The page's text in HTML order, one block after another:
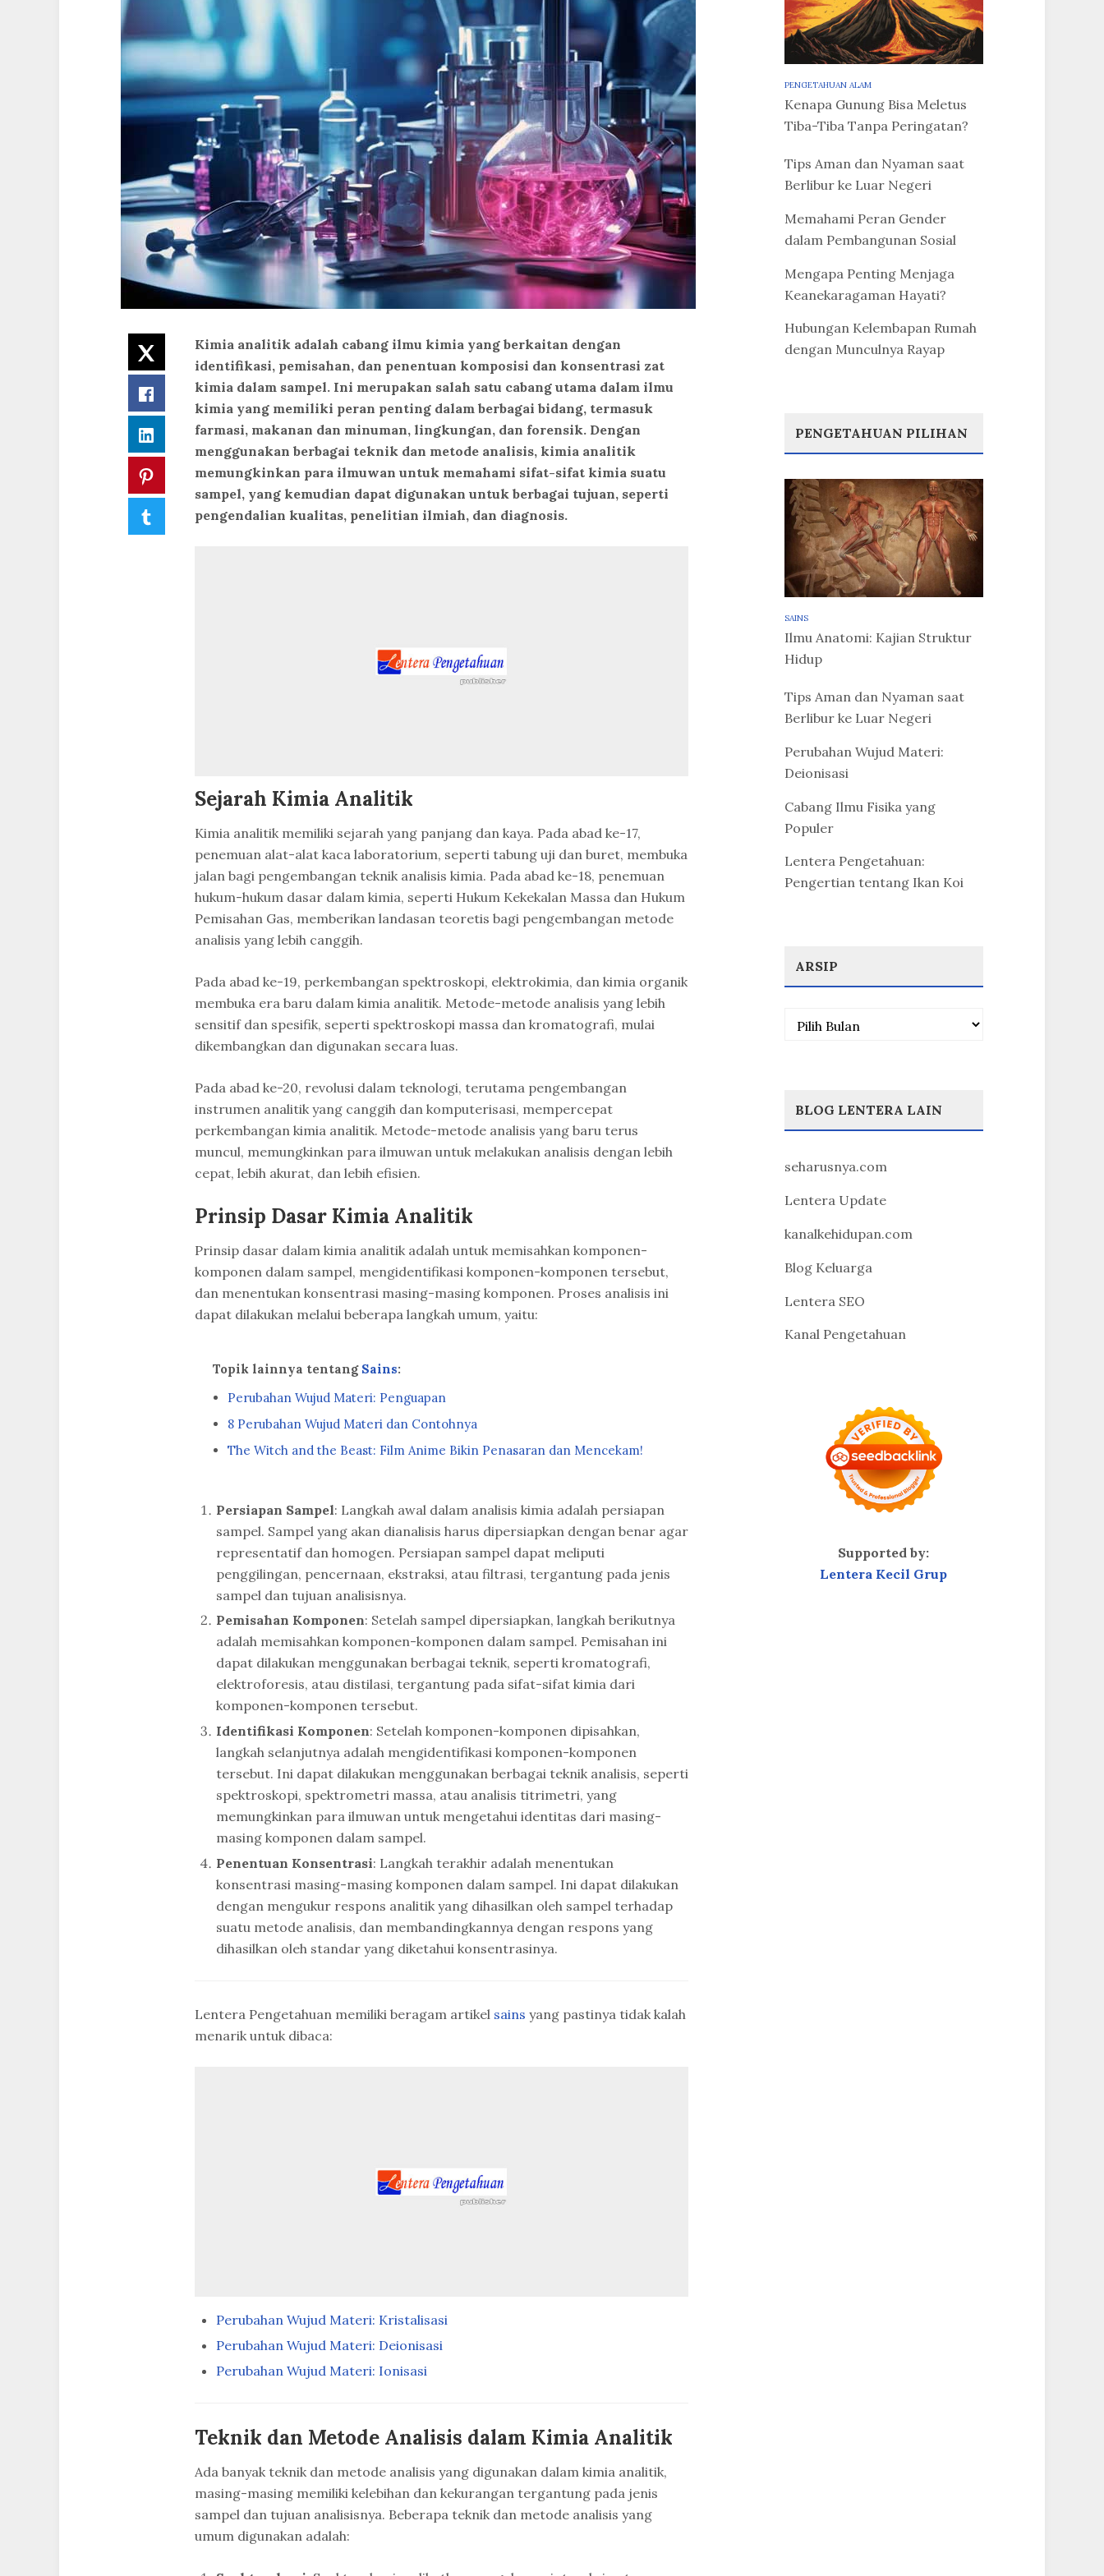
Twitter
Facebook
LinkedIn
Pinterest
Tumblr
Kimia analitik adalah cabang ilmu kimia yang berkaitan dengan
identifikasi, pemisahan, dan penentuan komposisi dan konsentrasi zat
kimia dalam sampel. Ini merupakan salah satu cabang utama dalam ilmu
kimia yang memiliki peran penting dalam berbagai bidang, termasuk
farmasi, makanan dan minuman, lingkungan, dan forensik. Dengan
menggunakan berbagai teknik dan metode analisis, kimia analitik
memungkinkan para ilmuwan untuk memahami sifat-sifat kimia suatu
sampel, yang kemudian dapat digunakan untuk berbagai tujuan, seperti
pengendalian kualitas, penelitian ilmiah, dan diagnosis.
Sejarah Kimia Analitik
Kimia analitik memiliki sejarah yang panjang dan kaya. Pada abad ke-17,
penemuan alat-alat kaca laboratorium, seperti tabung uji dan buret, membuka
jalan bagi pengembangan teknik analisis kimia. Pada abad ke-18, penemuan
hukum-hukum dasar dalam kimia, seperti Hukum Kekekalan Massa dan Hukum
Pemisahan Gas, memberikan landasan teoretis bagi pengembangan metode
analisis yang lebih canggih.
Pada abad ke-19, perkembangan spektroskopi, elektrokimia, dan kimia organik
membuka era baru dalam kimia analitik. Metode-metode analisis yang lebih
sensitif dan spesifik, seperti spektroskopi massa dan kromatografi, mulai
dikembangkan dan digunakan secara luas.
Pada abad ke-20, revolusi dalam teknologi, terutama pengembangan
instrumen analitik yang canggih dan komputerisasi, mempercepat
perkembangan kimia analitik. Metode-metode analisis yang baru terus
muncul, memungkinkan para ilmuwan untuk melakukan analisis dengan lebih
cepat, lebih akurat, dan lebih efisien.
Prinsip Dasar Kimia Analitik
Prinsip dasar dalam kimia analitik adalah untuk memisahkan komponen-
komponen dalam sampel, mengidentifikasi komponen-komponen tersebut,
dan menentukan konsentrasi masing-masing komponen. Proses analisis ini
dapat dilakukan melalui beberapa langkah umum, yaitu:
Topik lainnya tentang Sains:
Perubahan Wujud Materi: Penguapan
8 Perubahan Wujud Materi dan Contohnya
The Witch and the Beast: Film Anime Bikin Penasaran dan Mencekam!
Persiapan Sampel: Langkah awal dalam analisis kimia adalah persiapan
sampel. Sampel yang akan dianalisis harus dipersiapkan dengan benar agar
representatif dan homogen. Persiapan sampel dapat meliputi
penggilingan, pencernaan, ekstraksi, atau filtrasi, tergantung pada jenis
sampel dan tujuan analisisnya.
Pemisahan Komponen: Setelah sampel dipersiapkan, langkah berikutnya
adalah memisahkan komponen-komponen dalam sampel. Pemisahan ini
dapat dilakukan menggunakan berbagai teknik, seperti kromatografi,
elektroforesis, atau distilasi, tergantung pada sifat-sifat kimia dari
komponen-komponen tersebut.
Identifikasi Komponen: Setelah komponen-komponen dipisahkan,
langkah selanjutnya adalah mengidentifikasi komponen-komponen
tersebut. Ini dapat dilakukan menggunakan berbagai teknik analisis, seperti
spektroskopi, spektrometri massa, atau analisis titrimetri, yang
memungkinkan para ilmuwan untuk mengetahui identitas dari masing-
masing komponen dalam sampel.
Penentuan Konsentrasi: Langkah terakhir adalah menentukan
konsentrasi masing-masing komponen dalam sampel. Ini dapat dilakukan
dengan mengukur respons analitik yang dihasilkan oleh sampel terhadap
suatu metode analisis, dan membandingkannya dengan respons yang
dihasilkan oleh standar yang diketahui konsentrasinya.
Lentera Pengetahuan memiliki beragam artikel sains yang pastinya tidak kalah
menarik untuk dibaca:
Perubahan Wujud Materi: Kristalisasi
Perubahan Wujud Materi: Deionisasi
Perubahan Wujud Materi: Ionisasi
Teknik dan Metode Analisis dalam Kimia Analitik
Ada banyak teknik dan metode analisis yang digunakan dalam kimia analitik,
masing-masing memiliki kelebihan dan kekurangan tergantung pada jenis
sampel dan tujuan analisisnya. Beberapa teknik dan metode analisis yang
umum digunakan adalah:
PENGETAHUAN ALAM
Kenapa Gunung Bisa Meletus
Tiba-Tiba Tanpa Peringatan?
Tips Aman dan Nyaman saat
Berlibur ke Luar Negeri
Memahami Peran Gender
dalam Pembangunan Sosial
Mengapa Penting Menjaga
Keanekaragaman Hayati?
Hubungan Kelembapan Rumah
dengan Munculnya Rayap
PENGETAHUAN PILIHAN
SAINS
Ilmu Anatomi: Kajian Struktur
Hidup
Tips Aman dan Nyaman saat
Berlibur ke Luar Negeri
Perubahan Wujud Materi:
Deionisasi
Cabang Ilmu Fisika yang
Populer
Lentera Pengetahuan:
Pengertian tentang Ikan Koi
ARSIP
Arsip
BLOG LENTERA LAIN
seharusnya.com
Lentera Update
kanalkehidupan.com
Blog Keluarga
Lentera SEO
Kanal Pengetahuan
Supported by:
Lentera Kecil Grup